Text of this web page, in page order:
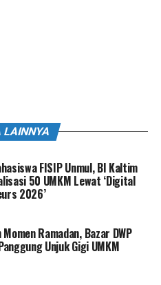
LAINNYA
FISIP Unmul, BI Kaltim
50 UMKM Lewat ‘Digital
2026’
Ramadan, Bazar DWP
Unjuk Gigi UMKM